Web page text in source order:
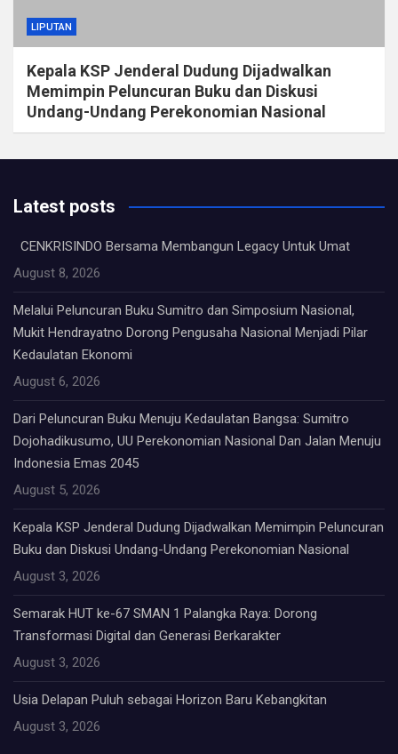
LIPUTAN
Kepala KSP Jenderal Dudung Dijadwalkan
Memimpin Peluncuran Buku dan Diskusi
Undang-Undang Perekonomian Nasional
Latest posts
CENKRISINDO Bersama Membangun Legacy Untuk Umat
August 8, 2026
Melalui Peluncuran Buku Sumitro dan Simposium Nasional,
Mukit Hendrayatno Dorong Pengusaha Nasional Menjadi Pilar
Kedaulatan Ekonomi
August 6, 2026
Dari Peluncuran Buku Menuju Kedaulatan Bangsa: Sumitro
Dojohadikusumo, UU Perekonomian Nasional Dan Jalan Menuju
Indonesia Emas 2045
August 5, 2026
Kepala KSP Jenderal Dudung Dijadwalkan Memimpin Peluncuran
Buku dan Diskusi Undang-Undang Perekonomian Nasional
August 3, 2026
Semarak HUT ke-67 SMAN 1 Palangka Raya: Dorong
Transformasi Digital dan Generasi Berkarakter
August 3, 2026
Usia Delapan Puluh sebagai Horizon Baru Kebangkitan
August 3, 2026